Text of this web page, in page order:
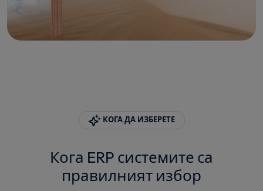
КОГА ДА ИЗБЕРЕТЕ
Кога ERP системите са
правилният избор